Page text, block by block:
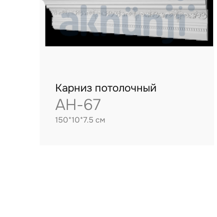
Карниз потолочный
AH-67
150*10*7.5 см